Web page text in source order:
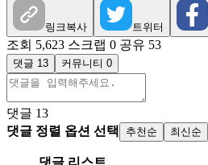
링크복사 트위터
조회 5,623 스크랩 0 공유 53
댓글 13 커뮤니티 0
댓글 13
댓글 정렬 옵션 선택
추천순 최신순
댓글 리스트